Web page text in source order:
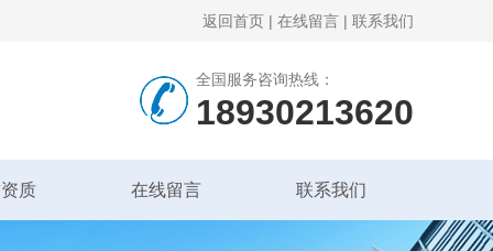
返回首页 | 在线留言 | 联系我们
全国服务咨询热线：
18930213620
质 在线留言 联系我们